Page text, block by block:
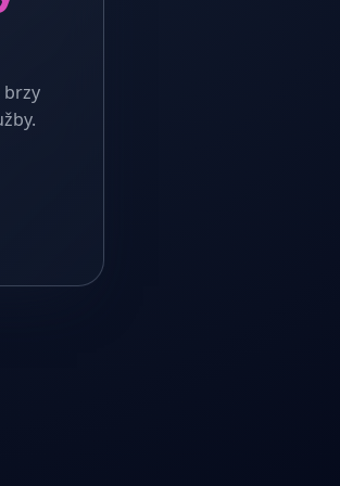
brzy